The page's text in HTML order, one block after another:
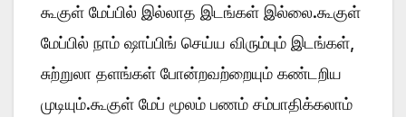
கூகுள் மேப்பில் இல்லாத இடங்கள் இல்லை.கூகுள்
மேப்பில் நாம் ஷாப்பிங் செய்ய விரும்பும் இடங்கள்,
சுற்றுலா தளங்கள் போன்றவற்றையும் கண்டறிய
முடியும்.கூகுள் மேப் மூலம் பணம் சம்பாதிக்கலாம்